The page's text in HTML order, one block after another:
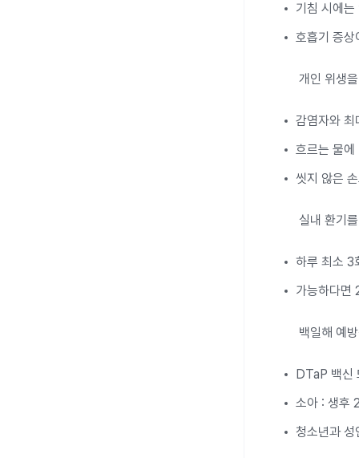
기침 시에
호흡기 증상
개인 위생
감염자와 최
흐르는 물
씻지 않은
실내 환기
하루 최소 3
가능하다면
백일해 예
DTaP 백신
소아 : 생후
청소년과